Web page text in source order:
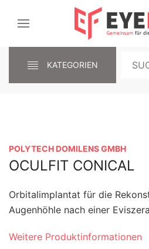
KATEGORIEN
POLYTECH DOMILENS GMBH
OCULFIT CONICAL
Orbitalimplantat für die
Augenhöhle nach einer
Weitere Produktinformationen